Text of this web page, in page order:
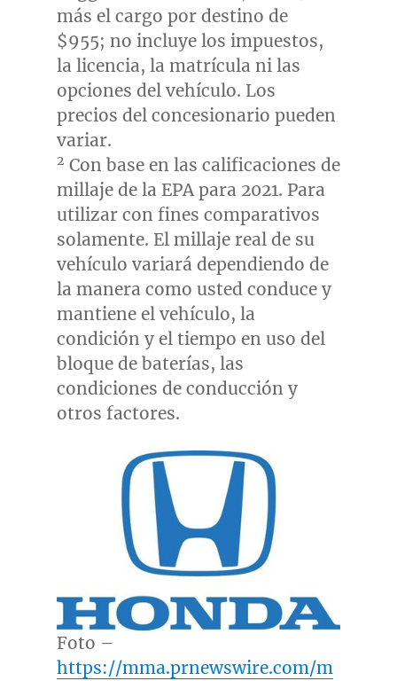
más el cargo por destino de
$955; no incluye los impuestos,
la licencia, la matrícula ni las
opciones del vehículo. Los
precios del concesionario pueden
variar.
2 Con base en las calificaciones de
millaje de la EPA para 2021. Para
utilizar con fines comparativos
solamente. El millaje real de su
vehículo variará dependiendo de
la manera como usted conduce y
mantiene el vehículo, la
condición y el tiempo en uso del
bloque de baterías, las
condiciones de conducción y
otros factores.
Foto –
https://mma.prnewswire.com/m